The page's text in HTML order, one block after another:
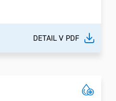
DETAIL V PDF